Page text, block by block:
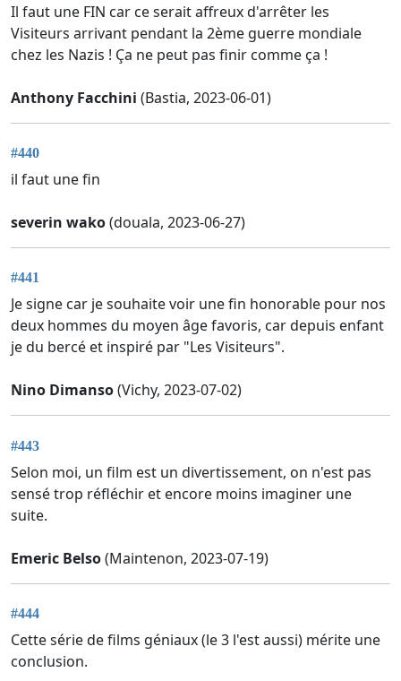
Il faut une FIN car ce serait affreux d'arrêter les
Visiteurs arrivant pendant la 2ème guerre mondiale
chez les Nazis ! Ça ne peut pas finir comme ça !
Anthony Facchini (Bastia, 2023-06-01)
#440
il faut une fin
severin wako(douala, 2023-06-27)
#441
Je signe car je souhaite voir une fin honorable pour nos
deux hommes du moyen âge favoris, car depuis enfant
je du bercé et inspiré par "Les Visiteurs".
Nino Dimanso(Vichy, 2023-07-02)
#443
Selon moi, un film est un divertissement, on n'est pas
sensé trop réfléchir et encore moins imaginer une
suite.
Emeric Belso(Maintenon, 2023-07-19)
#444
Cette série de films géniaux (le 3 l'est aussi) mérite une
conclusion.